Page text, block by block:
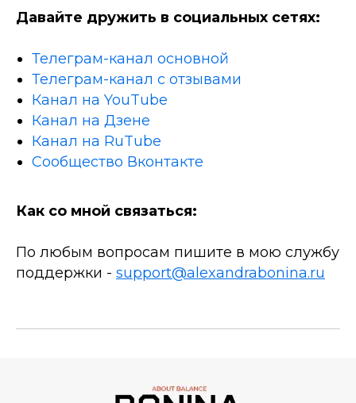
Давайте дружить в социальных сетях:
Телеграм-канал основной
Телеграм-канал с отзывами
Канал на YouTube
Канал на Дзене
Канал на RuTube
Сообщество Вконтакте
Как со мной связаться:
По любым вопросам пишите в мою службу
поддержки - support@alexandrabonina.ru